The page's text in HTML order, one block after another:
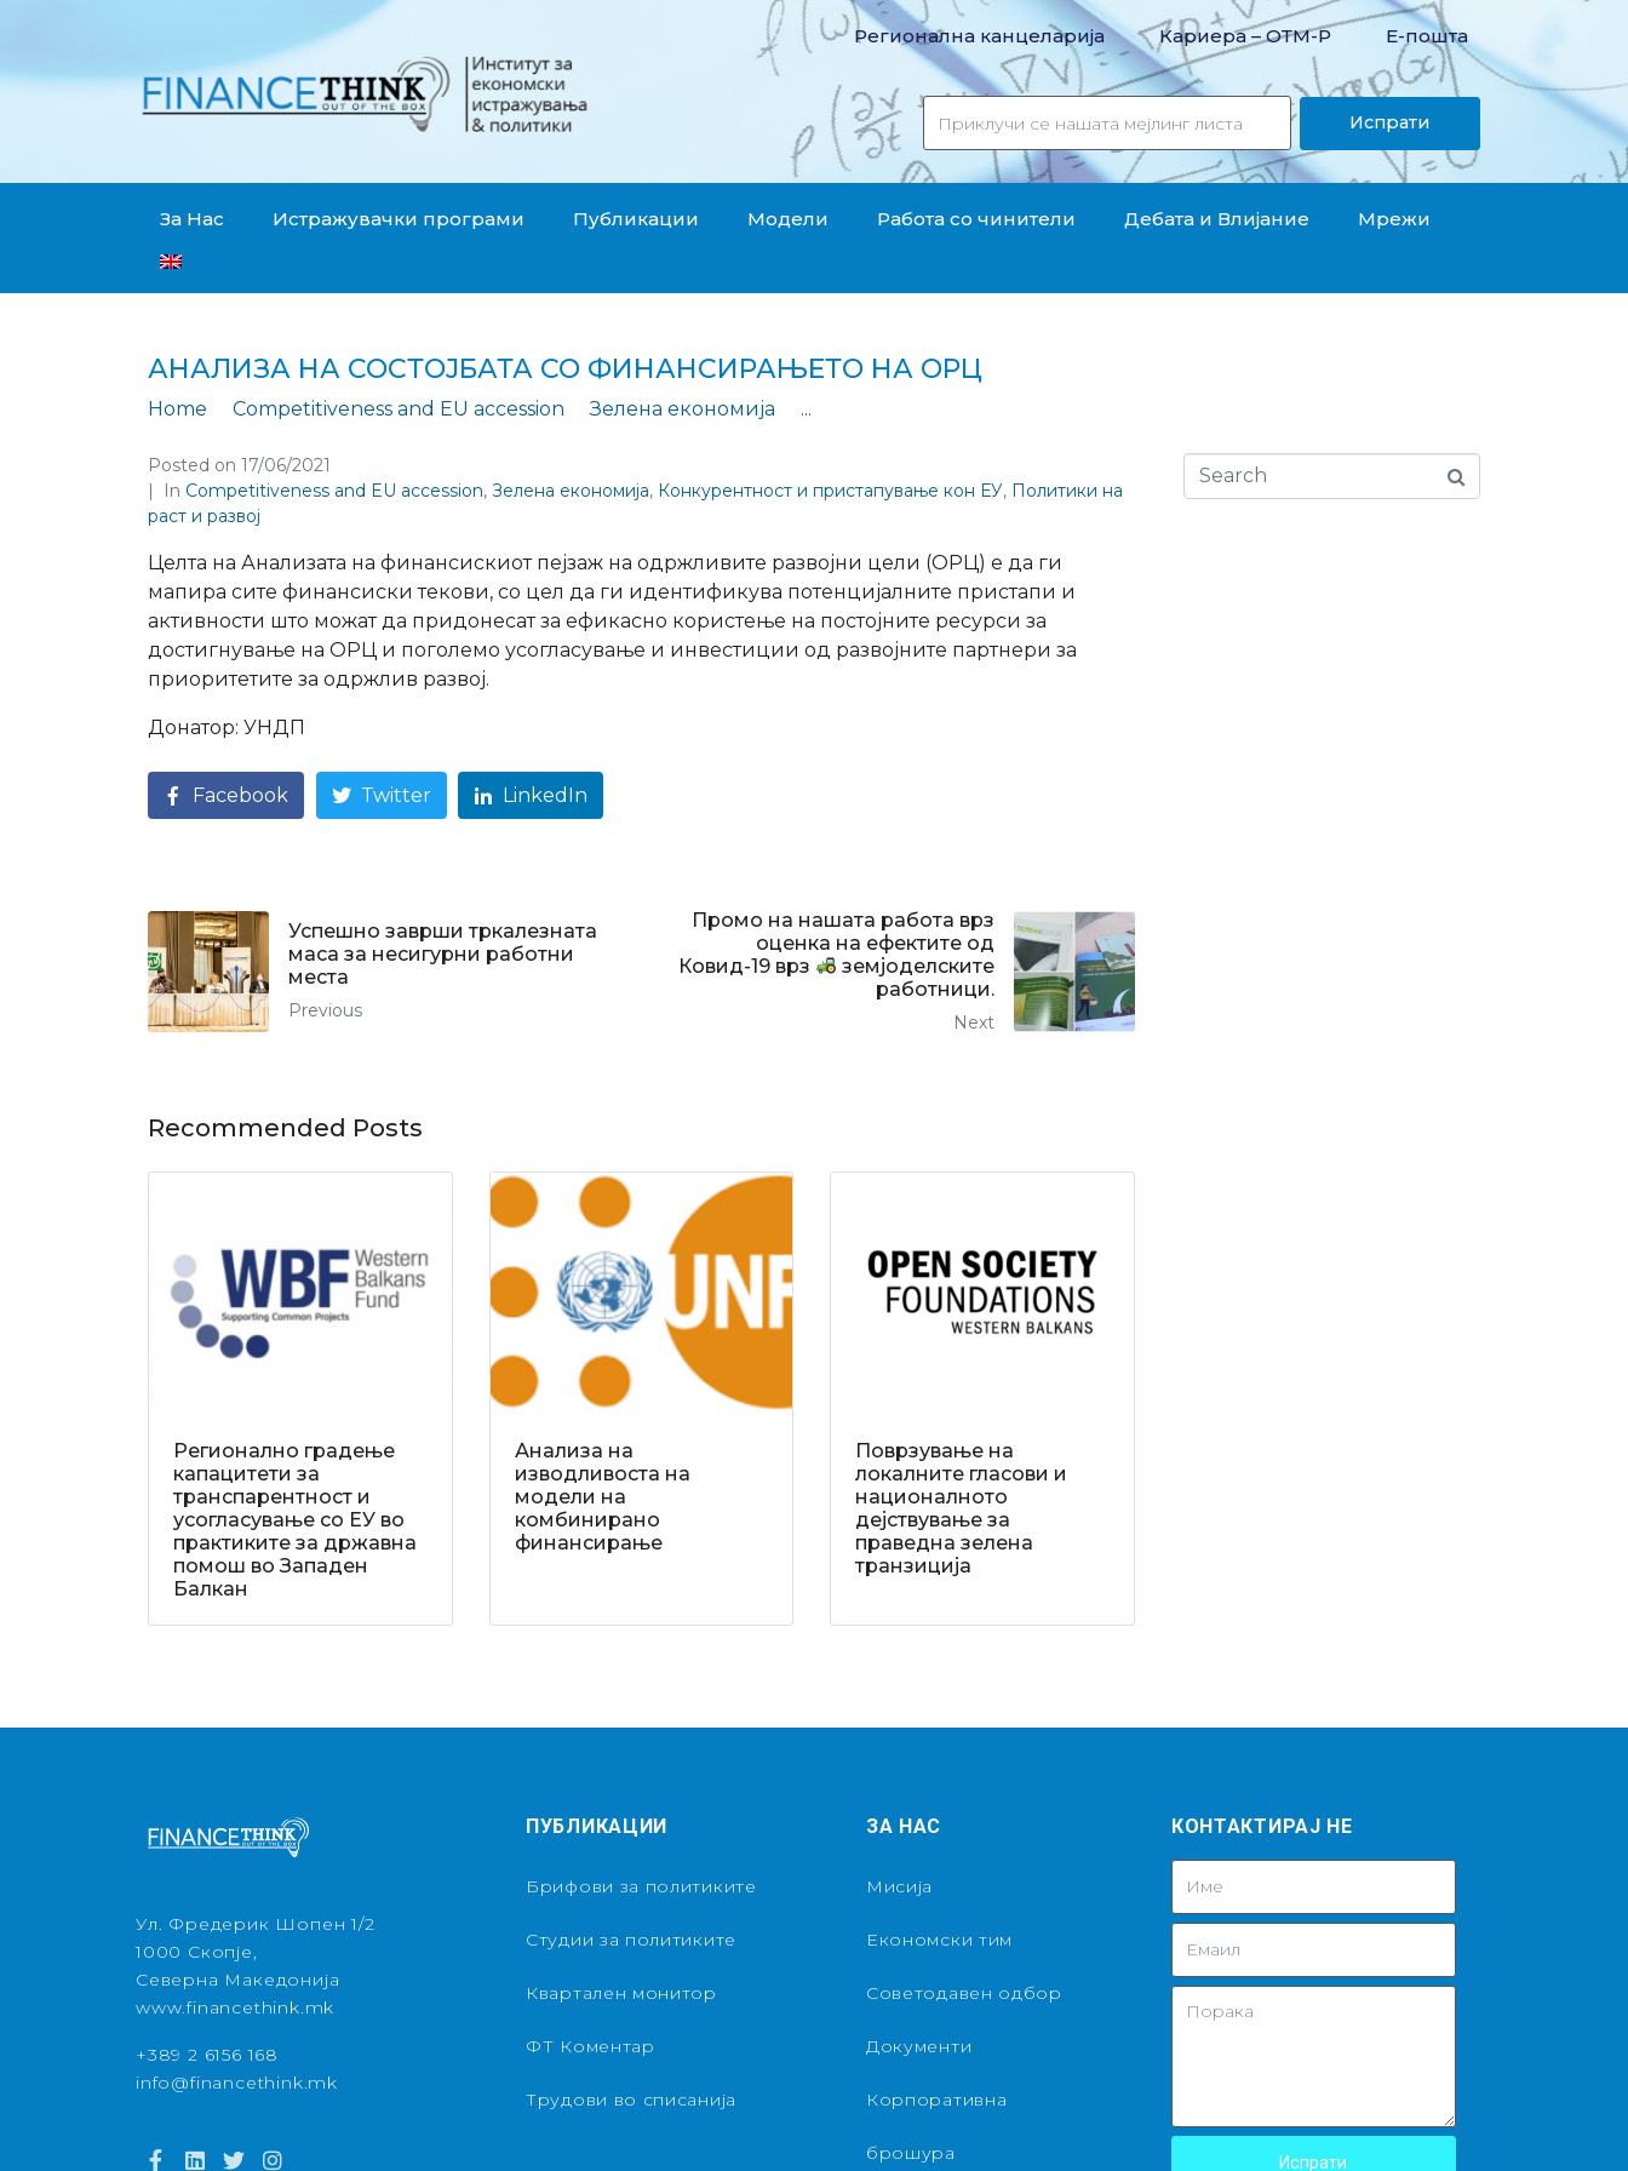
Регионална канцеларија Кариера – OТМ-Р Е-пошта
Испрати
За Нас Истражувачки програми Публикации Модели Работа со чинители Дебата и Влијание Мрежи
АНАЛИЗА НА СОСТОЈБАТА СО ФИНАНСИРАЊЕТО НА ОРЦ
Home Competitiveness and EU accession Зелена економија ...
Posted on 17/06/2021
In Competitiveness and EU accession, Зелена економија, Конкурентност и пристапување кон ЕУ, Политики на
раст и развој
Целта на Анализата на финансискиот пејзаж на одржливите развојни цели (ОРЦ) е да ги
мапира сите финансиски текови, со цел да ги идентификува потенцијалните пристапи и
активности што можат да придонесат за ефикасно користење на постојните ресурси за
достигнување на ОРЦ и поголемо усогласување и инвестиции од развојните партнери за
приоритетите за одржлив развој.
Донатор: УНДП
Facebook Twitter LinkedIn
Успешно заврши тркалезната
маса за несигурни работни
места
Previous
Промо на нашата работа врз
оценка на ефектите од
Ковид-19 врз
земјоделските
работници.
Next
Recommended Posts
Регионално градење
капацитети за
транспарентност и
усогласување со ЕУ во
практиките за државна
помош во Западен
Балкан
Анализа на
изводливоста на
модели на
комбинирано
финансирање
Поврзување на
локалните гласови и
националното
дејствување за
праведна зелена
транзиција
Ул. Фредерик Шопен 1/2
1000 Скопје,
Северна Македонија
www.financethink.mk
+389 2 6156 168
info@financethink.mk
ПУБЛИКАЦИИ
Брифови за политиките
Студии за политиките
Квартален монитор
ФТ Коментар
Трудови во списанија
ЗА НАС
Мисија
Економски тим
Советодавен одбор
Документи
Корпоративна
брошура
КОНТАКТИРАЈ НЕ
Испрати